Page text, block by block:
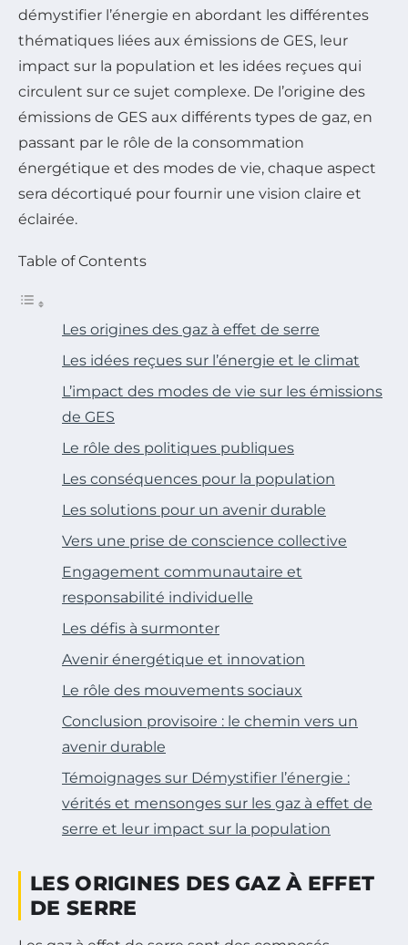
démystifier l’énergie en abordant les différentes
thématiques liées aux émissions de GES, leur
impact sur la population et les idées reçues qui
circulent sur ce sujet complexe. De l’origine des
émissions de GES aux différents types de gaz, en
passant par le rôle de la consommation
énergétique et des modes de vie, chaque aspect
sera décortiqué pour fournir une vision claire et
éclairée.
Table of Contents
Les origines des gaz à effet de serre
Les idées reçues sur l’énergie et le climat
L’impact des modes de vie sur les émissions
de GES
Le rôle des politiques publiques
Les conséquences pour la population
Les solutions pour un avenir durable
Vers une prise de conscience collective
Engagement communautaire et
responsabilité individuelle
Les défis à surmonter
Avenir énergétique et innovation
Le rôle des mouvements sociaux
Conclusion provisoire : le chemin vers un
avenir durable
Témoignages sur Démystifier l’énergie :
vérités et mensonges sur les gaz à effet de
serre et leur impact sur la population
LES ORIGINES DES GAZ À EFFET
DE SERRE